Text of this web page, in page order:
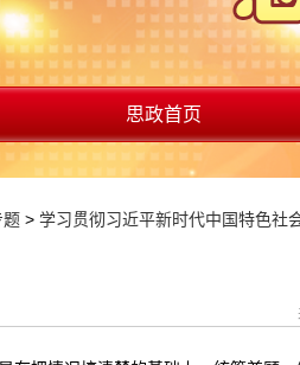
思政首页
题 > 学习贯彻习近平新时代中国特色社